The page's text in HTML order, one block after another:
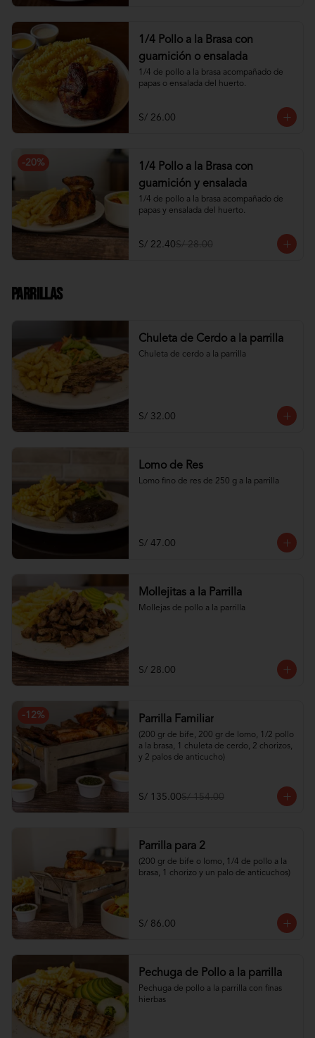
1/4 Pollo a la Brasa con
guarnición o ensalada
1/4 de pollo a la brasa acompañado de
papas o ensalada del huerto.
S/ 26.00
-20%
1/4 Pollo a la Brasa con
guarnición y ensalada
1/4 de pollo a la brasa acompañado de
papas y ensalada del huerto.
S/ 22.40S/ 28.00
Parrillas
Chuleta de Cerdo a la parrilla
Chuleta de cerdo a la parrilla
S/ 32.00
Lomo de Res
Lomo fino de res de 250 g a la parrilla
S/ 47.00
Mollejitas a la Parrilla
Mollejas de pollo a la parrilla
S/ 28.00
-12% Parrilla Familiar
(200 gr de bife, 200 gr de lomo, 1/2 pollo
a la brasa, 1 chuleta de cerdo, 2 chorizos,
y 2 palos de anticucho)
S/ 135.00S/ 154.00
Parrilla para 2
(200 gr de bife o lomo, 1/4 de pollo a la
brasa, 1 chorizo y un palo de anticuchos)
S/ 86.00
Pechuga de Pollo a la parrilla
Pechuga de pollo a la parrilla con finas
hierbas